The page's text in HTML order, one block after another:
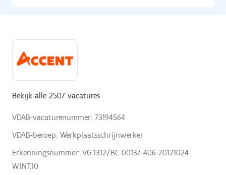
Bekijk alle 2507 vacatures
VDAB-vacaturenummer: 73194564
VDAB-beroep: Werkplaatsschrijnwerker
Erkenningsnummer: VG.1312/BC 00137-406-20121024
W.INT.10